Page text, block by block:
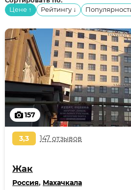
Цене ↑ Рейтингу ↓
157
3,3 147 отзывов
Жак
Россия, Махачкала